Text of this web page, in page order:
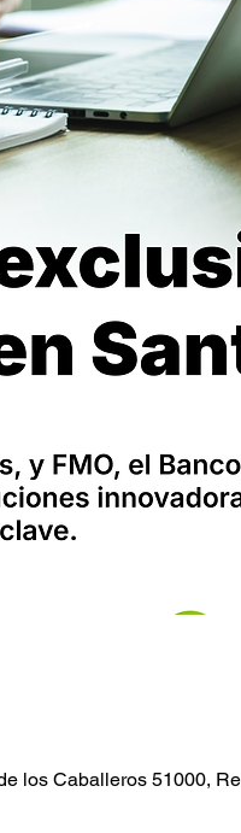
los Caballeros 51000,